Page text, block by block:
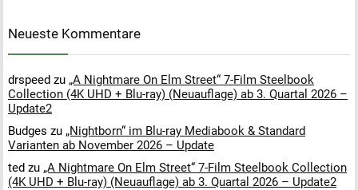
Neueste Kommentare
drspeed zu „A Nightmare On Elm Street“ 7-Film Steelbook
Collection (4K UHD + Blu-ray) (Neuauflage) ab 3. Quartal 2026 –
Update2
Budges zu „Nightborn“ im Blu-ray Mediabook & Standard
Varianten ab November 2026 – Update
ted zu „A Nightmare On Elm Street“ 7-Film Steelbook Collection
(4K UHD + Blu-ray) (Neuauflage) ab 3. Quartal 2026 – Update2